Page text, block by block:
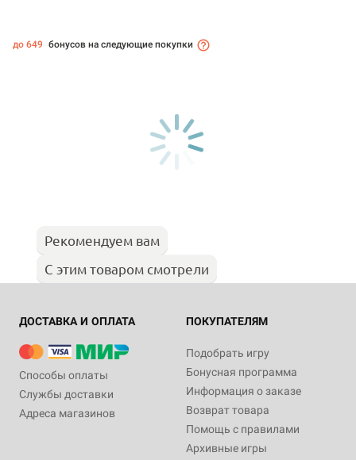
до 649 бонусов на следующие покупки
Рекомендуем вам
С этим товаром смотрели
ДОСТАВКА И ОПЛАТА
Способы оплаты
Службы доставки
Адреса магазинов
ПОКУПАТЕЛЯМ
Подобрать игру
Бонусная программа
Информация о заказе
Возврат товара
Помощь с правилами
Архивные игры